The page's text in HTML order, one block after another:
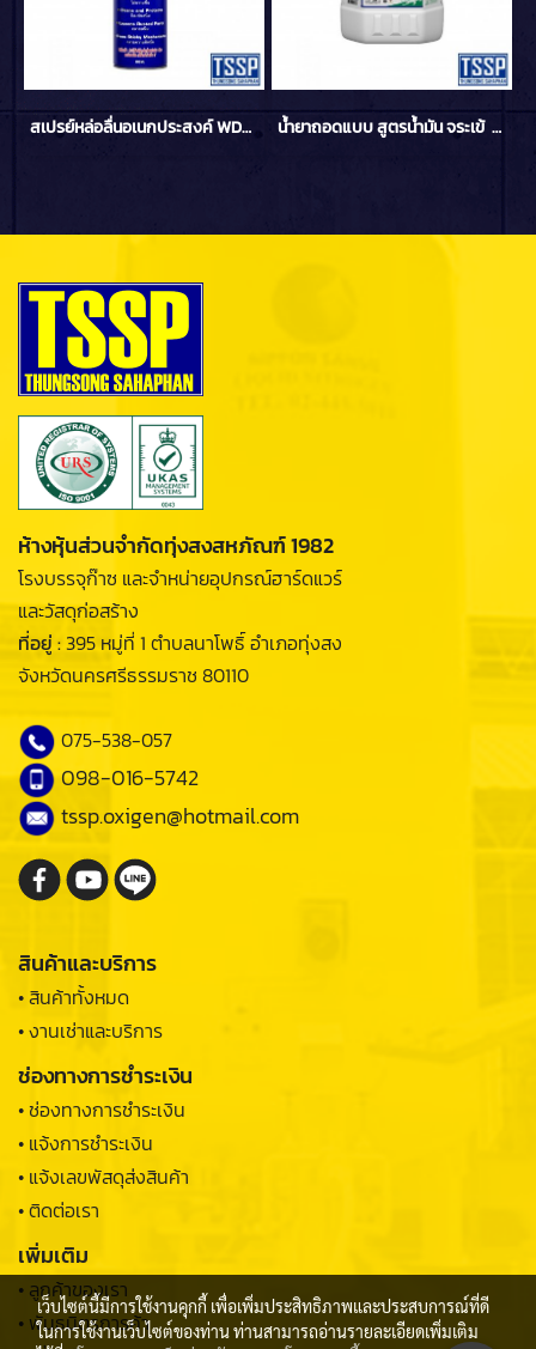
สเปรย์หล่อลื่นอเนกประสงค์ WD-40 400 มล. น้ำยาถอดแบบ สูตรน้ำมัน จระเข้ ขนาด 20 ลิตร
ห้างหุ้นส่วนจำกัดทุ่งสงสหภัณฑ์ 1982
โรงบรรจุก๊าซ และจำหน่ายอุปกรณ์ฮาร์ดแวร์
และวัสดุก่อสร้าง
ที่อยู่ :395 หมู่ที่ 1 ตำบลนาโพธิ์ อำเภอทุ่งสง
จังหวัดนครศรีธรรมราช 80110
075-538-057
098-016-5742
tssp.oxigen@hotmail.com
สินค้าและบริการ
• สินค้าทั้งหมด
• งานเช่าและบริการ
ช่องทางการชำระเงิน
• ช่องทางการชำระเงิน
• แจ้งการชำระเงิน
• แจ้งเลขพัสดุส่งสินค้า
• ติดต่อเรา
เพิ่มเติม
• ลูกค้าของเรา
• พันธมิตรการค้า
เว็บไซต์นี้มีการใช้งานคุกกี้ เพื่อเพิ่มประสิทธิภาพและประสบการณ์ที่ดี
ในการใช้งานเว็บไซต์ของท่าน ท่านสามารถอ่านรายละเอียดเพิ่มเติม